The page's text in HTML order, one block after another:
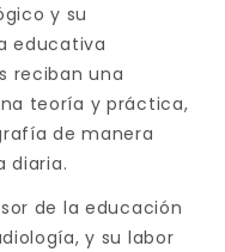
y su
educativa
reciban una
teoría y práctica,
de manera
diaria.
de la educación
y su labor